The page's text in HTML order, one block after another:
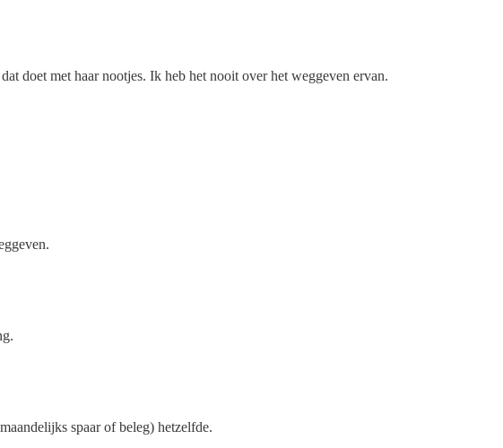
doet met haar nootjes. Ik heb het nooit over het weggeven ervan.
spaar of beleg) hetzelfde.